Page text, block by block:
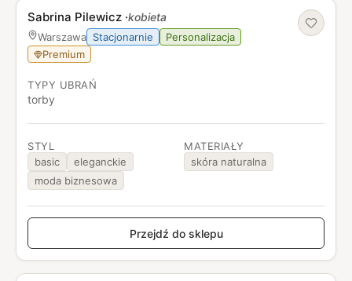
Sabrina Pilewicz ·kobieta
Warszawa Stacjonarnie
Personalizacja
Premium
TYPY UBRAŃ
torby
STYL
basic
eleganckie
moda biznesowa
MATERIAŁY
skóra naturalna
Przejdź do sklepu